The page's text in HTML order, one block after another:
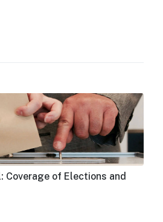
Coverage of Elections and
THE IMPACT OF ART ON